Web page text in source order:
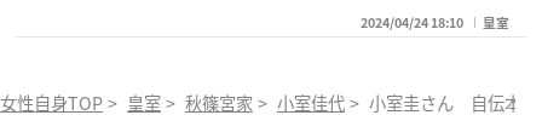
2024/04/24 18:10 皇室
女性自身TOP > 皇室 > 秋篠宮家 > 小室佳代 > 小室圭さん 自伝本出